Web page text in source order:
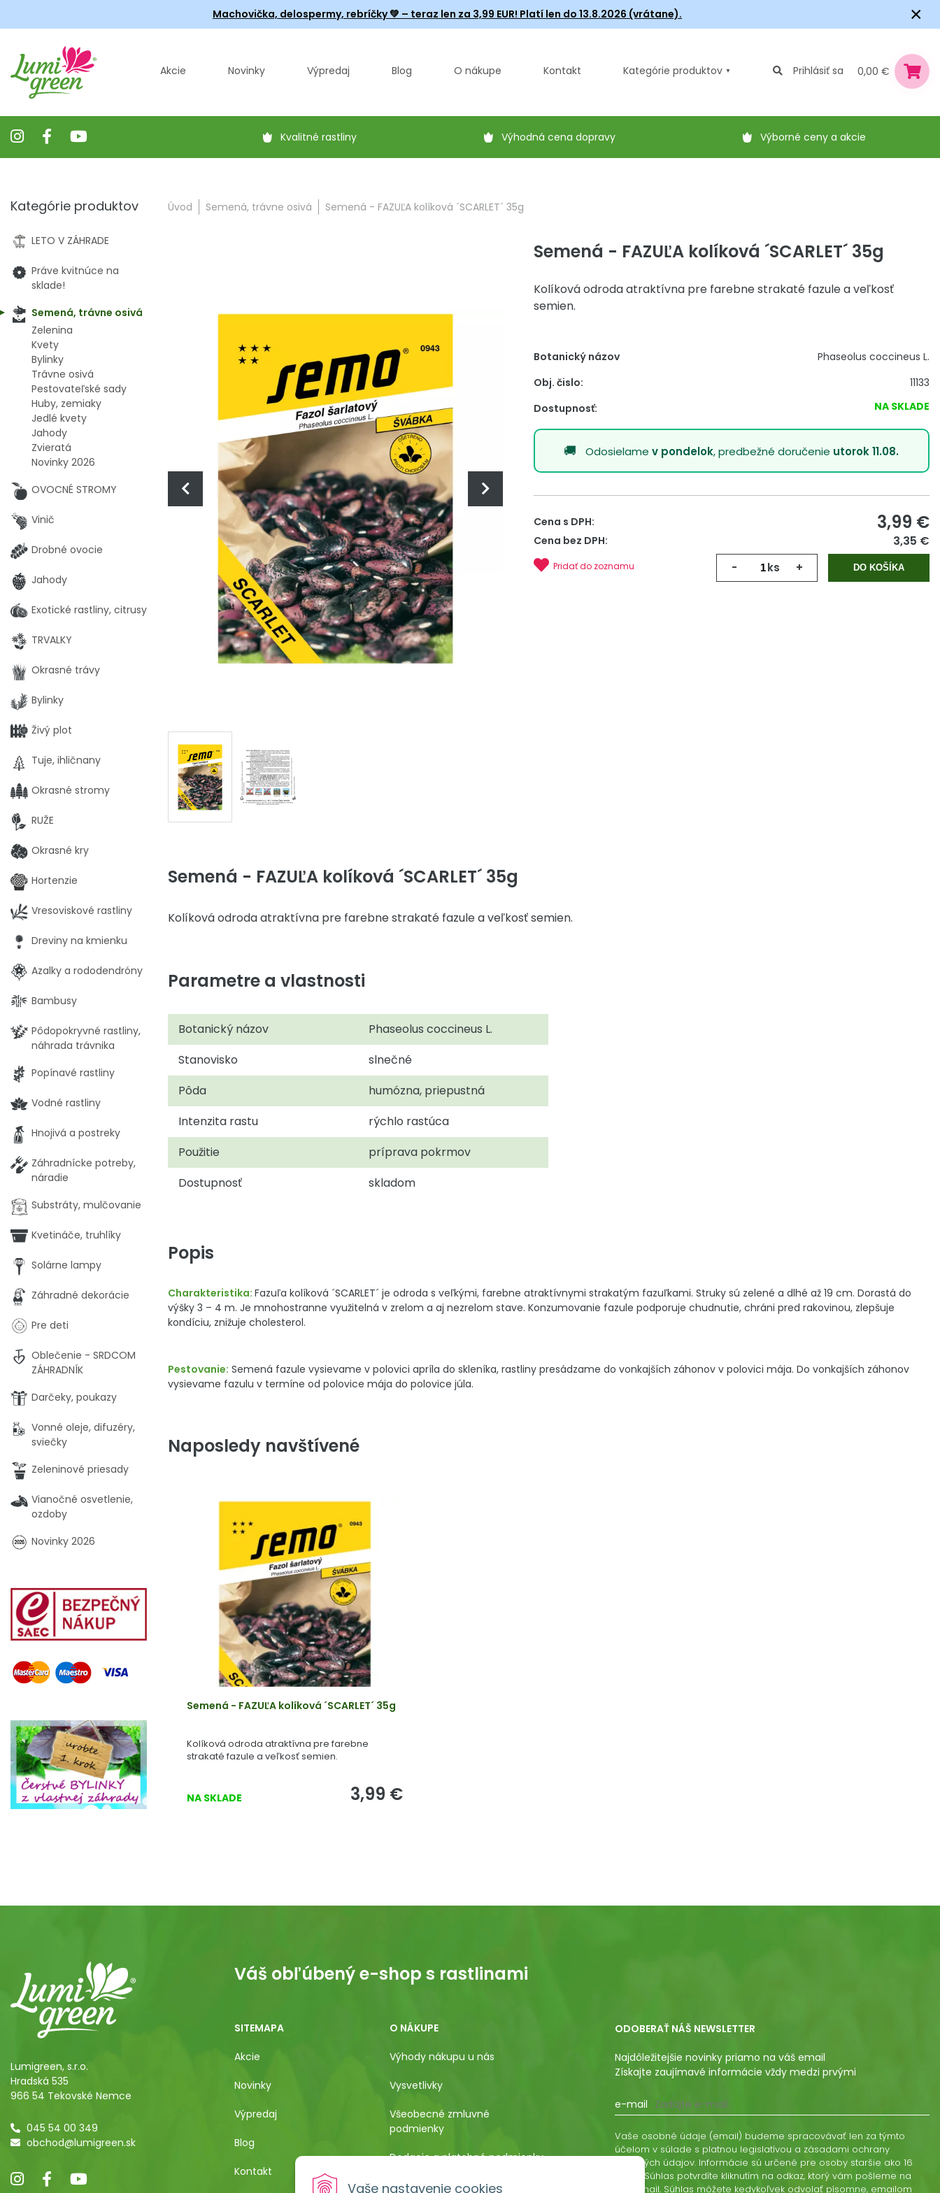
Vaše nastavenie cookies
Machovička, delospermy, rebríčky💚 – teraz len za 3,99 EUR! Platí len do 13.8.2026 (vrátane). ×
Akcie Novinky Výpredaj Blog O nákupe Kontakt Kategórie produktov Prihlásiť sa 0,00 €
Kvalitné rastliny Výhodná cena dopravy Výborné ceny a akcie
Úvod Semená, trávne osivá Semená - FAZUĽA kolíková ´SCARLET´ 35g
Semená - FAZUĽA kolíková ´SCARLET´ 35g
Kolíková odroda atraktívna pre farebne strakaté fazule a veľkosť
semien.
Botanický názov
Phaseolus coccineus L.
Obj. čislo:
11133
Dostupnosť:
NA SKLADE
Odosielamev pondelok, predbežné doručenie utorok 11.08.
Cena s DPH: 3,99 €
Cena bez DPH: 3,35 €
- ks + DO KOŠÍKA
Pridať do zoznamu
Semená - FAZUĽA kolíková ´SCARLET´ 35g
Kolíková odroda atraktívna pre farebne strakaté fazule a veľkosť semien.
Parametre a vlastnosti
Botanický názov
Phaseolus coccineus L.
Stanovisko
slnečné
Pôda
humózna, priepustná
Intenzita rastu
rýchlo rastúca
Použitie
príprava pokrmov
Dostupnosť
skladom
Popis
Charakteristika: Fazuľa kolíková ´SCARLET´ je odroda s veľkými, farebne atraktívnymi strakatým fazuľkami. Struky sú zelené a dlhé až 19 cm. Dorastá do
výšky 3 – 4 m. Je mnohostranne využitelná v zrelom a aj nezrelom stave. Konzumovanie fazule podporuje chudnutie, chráni pred rakovinou, zlepšuje
kondíciu, znižuje cholesterol.
Pestovanie: Semená fazule vysievame v polovici apríla do skleníka, rastliny presádzame do vonkajších záhonov v polovici mája. Do vonkajších záhonov
vysievame fazulu v termíne od polovice mája do polovice júla.
Naposledy navštívené
Semená - FAZUĽA kolíková ´SCARLET´ 35g
Kolíková odroda atraktívna pre farebne
strakaté fazule a veľkosť semien.
NA SKLADE 3,99 €
Kategórie produktov
LETO V ZÁHRADE
Práve kvitnúce na
sklade!
Semená, trávne osivá
Zelenina
Kvety
Bylinky
Trávne osivá
Pestovateľské sady
Huby, zemiaky
Jedlé kvety
Jahody
Zvieratá
Novinky 2026
OVOCNÉ STROMY
Vinič
Drobné ovocie
Jahody
Exotické rastliny, citrusy
TRVALKY
Okrasné trávy
Bylinky
Živý plot
Tuje, ihličnany
Okrasné stromy
RUŽE
Okrasné kry
Hortenzie
Vresoviskové rastliny
Dreviny na kmienku
Azalky a rododendróny
Bambusy
Pôdopokryvné rastliny,
náhrada trávnika
Popínavé rastliny
Vodné rastliny
Hnojivá a postreky
Záhradnícke potreby,
náradie
Substráty, mulčovanie
Kvetináče, truhlíky
Solárne lampy
Záhradné dekorácie
Pre deti
Oblečenie - SRDCOM
ZÁHRADNÍK
Darčeky, poukazy
Vonné oleje, difuzéry,
sviečky
Zeleninové priesady
Vianočné osvetlenie,
ozdoby
Novinky 2026
Lumigreen, s.r.o.
Hradská 535
966 54 Tekovské Nemce
045 54 00 349
obchod@lumigreen.sk
Váš obľúbený e-shop s rastlinami
SITEMAPA
Akcie
Novinky
Výpredaj
Blog
Kontakt
O NÁKUPE
Výhody nákupu u nás
Vysvetlivky
Všeobecné zmluvné
podmienky
Dodacie a platobné podmienky
Pestovateľský manuál
ODOBERAŤ NÁŠ NEWSLETTER
Najdôležitejšie novinky priamo na váš email
Získajte zaujímavé informácie vždy medzi prvými
e-mail
Vaše osobné údaje (email) budeme spracovávať len za týmto
účelom v súlade s platnou legislatívou a zásadami ochrany
osobných údajov. Informácie sú určené pre osoby staršie ako 16
rokov. Súhlas potvrdíte kliknutím na odkaz, ktorý vám pošleme na
váš email. Súhlas môžete kedykoľvek odvolať písomne, emailom